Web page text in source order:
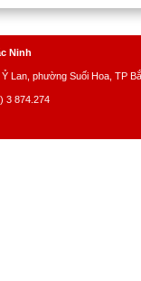
Ninh
Lan, phường Suối Hoa, TP
3 874.274